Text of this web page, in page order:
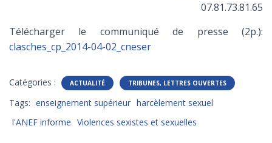
07.81.73.81.65
Télécharger le communiqué de presse (2p.):
clasches_cp_2014-04-02_cneser
Catégories : ACTUALITÉ TRIBUNES, LETTRES OUVERTES
Tags: enseignement supérieur harcèlement sexuel
l'ANEF informe Violences sexistes et sexuelles